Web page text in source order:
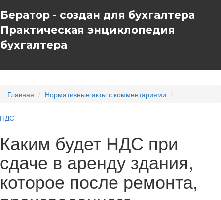
Бератор - создан для бухгалтера
Практическая энциклопедия
бухгалтера
Главная Нормативные акты с комментариями
НДС
Каким будет НДС при
сдаче в аренду здания,
которое после ремонта,